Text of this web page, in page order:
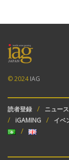
© 2024IAG
読者登録 ニュース
iGAMING
イベ